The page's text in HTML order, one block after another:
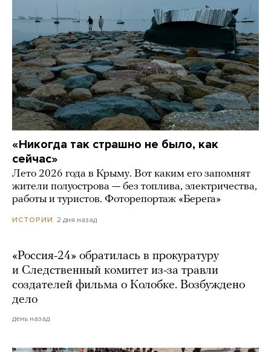
«Никогда так страшно не было, как
сейчас»
Лето 2026 года в Крыму. Вот каким его запомнят
жители полуострова — без топлива, электричества,
работы и туристов. Фоторепортаж «Берега»
ИСТОРИИ 2 дня назад
«Россия-24» обратилась в прокуратуру
и Следственный комитет из-за травли
создателей фильма о Колобке. Возбуждено
дело
день назад